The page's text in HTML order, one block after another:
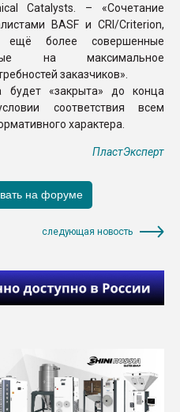
Catalysts. – «Сочетание
BASF и CRI/Criterion,
ещё более совершенные
на максимальное
заказчиков».
будет «закрыта» до конца
соответствия всем
характера.
ПластЭксперт
следующая новость